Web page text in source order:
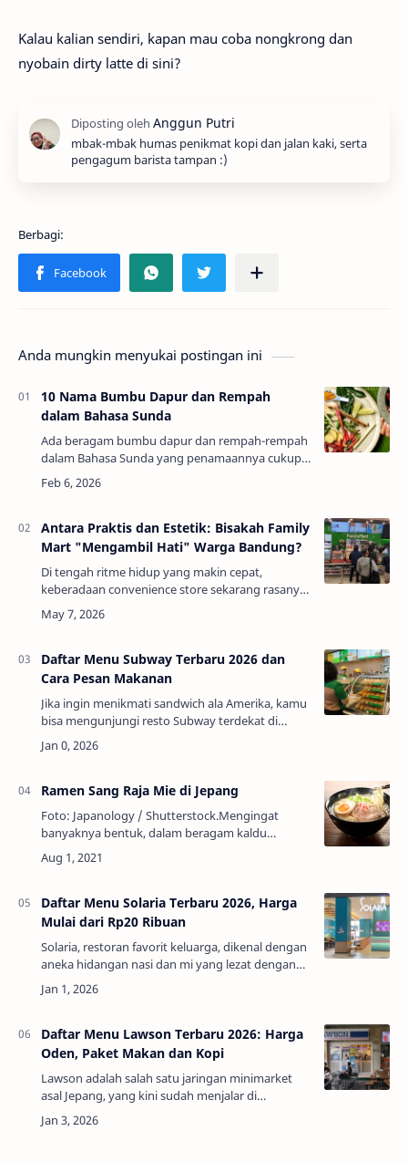
Kalau kalian sendiri, kapan mau coba nongkrong dan
nyobain dirty latte di sini?
mbak-mbak humas penikmat kopi dan jalan kaki, serta
pengagum barista tampan :)
Anda mungkin menyukai postingan ini
10 Nama Bumbu Dapur dan Rempah
dalam Bahasa Sunda
Ada beragam bumbu dapur dan rempah-rempah
dalam Bahasa Sunda yang penamaannya cukup
berbeda dari Bahasa Indonesia.Nah, buat pecinta
masakan khas Sunda atau yang sedang belajar
Antara Praktis dan Estetik: Bisakah Family
Mart "Mengambil Hati" Warga Bandung?
Di tengah ritme hidup yang makin cepat,
keberadaan convenience store sekarang rasanya
sudah jadi bagian dari gaya hidup urban. Mau
cari kopi sebelum kerja, beli camilan tengah
Daftar Menu Subway Terbaru 2026 dan
Cara Pesan Makanan
Jika ingin menikmati sandwich ala Amerika, kamu
bisa mengunjungi resto Subway terdekat di
Bandung atau kota-kota besar lainnya.Menu di
Subway terdiri dari beragam varian roti, is d…
Ramen Sang Raja Mie di Jepang
Foto: Japanology / Shutterstock.Mengingat
banyaknya bentuk, dalam beragam kaldu
sebagai sup, dihidangkan panas atau dingin,
dengan berbagai saus celup, orang Jepang
Daftar Menu Solaria Terbaru 2026, Harga
Mulai dari Rp20 Ribuan
Solaria, restoran favorit keluarga, dikenal dengan
aneka hidangan nasi dan mi yang lezat dengan
harga yang terjangkau. Restoran keluarga ini
menyajikan berbagai macam menu hidangan…
Daftar Menu Lawson Terbaru 2026: Harga
Oden, Paket Makan dan Kopi
Lawson adalah salah satu jaringan minimarket
asal Jepang, yang kini sudah menjalar di
Indonesia dengan layanan dan produk
berkualitas.Dikenal dengan suasana yang ramah